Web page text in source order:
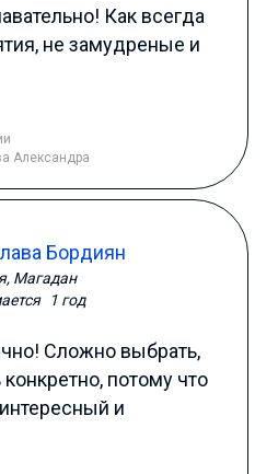
Как всегда
не замудреные и
Александра
Бордиян
Магадан
1 год
Сложно выбрать,
потому что
и